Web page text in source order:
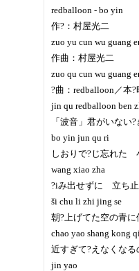
redballoon - bo yin
作?：村屋光二
zuo yu cun wu guang
作曲：村屋光二
zuo qu cun wu guang
?曲：redballoon／本?
jin qu redballoon ben
「波音」君がいない
bo yin jun qu ri
しおりで?じ忘れた
wang xiao zha
?iみ出せずに 立ち
ši chu li zhi jing se
朝?上げてた空の青
chao yao shang kong
近すぎて?えなくなる
jin yao